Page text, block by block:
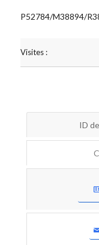
P52784/M38894/
Visites :
ID